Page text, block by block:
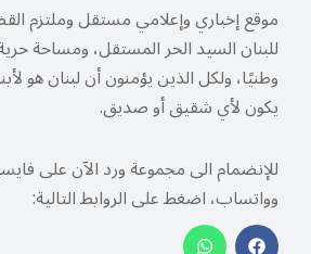
موقع إخباري وإعلامي مستقل وملتزم
للبنان السيد الحر المستقل، ومساحة
وطنيًا، ولكل الذين يؤمنون أن لبنان هو
يكون لأي شقيق أو صديق.
للإنضمام الى مجموعة ورد الآن على
وواتساب، اضغط على الروابط التالية: